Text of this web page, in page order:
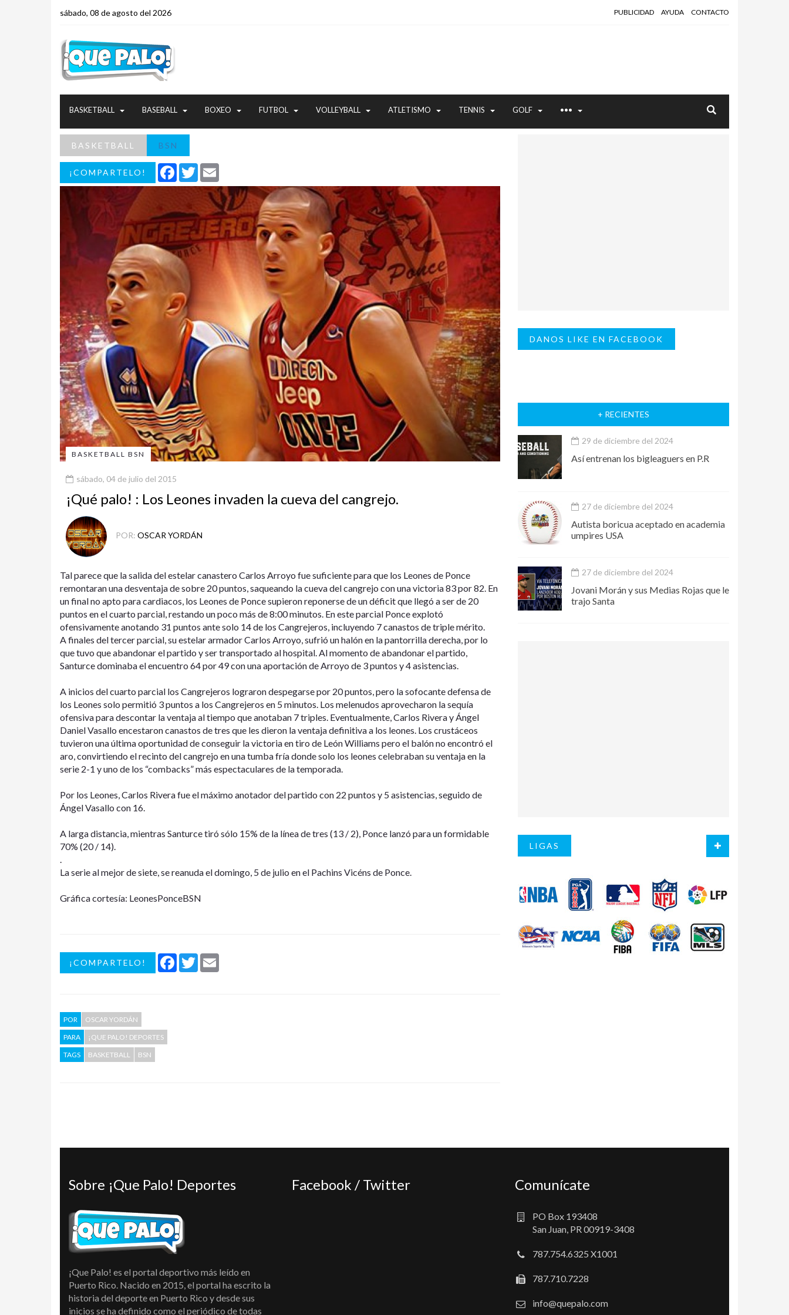
sábado, 08 de agosto del 2026 PUBLICIDAD AYUDA CONTACTO
BASKETBALL BASEBALL BOXEO FUTBOL VOLLEYBALL ATLETISMO TENNIS GOLF •••
BASKETBALL BSN
¡COMPARTELO! Facebook
Twitter
BASKETBALL BSN
sábado, 04 de julio del 2015
¡Qué palo! : Los Leones invaden la cueva del cangrejo.
POR: OSCAR YORDÁN
Tal parece que la salida del estelar canastero Carlos Arroyo fue suficiente para que los Leones de Ponce
remontaran una desventaja de sobre 20 puntos, saqueando la cueva del cangrejo con una victoria 83 por 82. En
un final no apto para cardiacos, los Leones de Ponce supieron reponerse de un déficit que llegó a ser de 20
puntos en el cuarto parcial, restando un poco más de 8:00 minutos. En este parcial Ponce explotó
ofensivamente anotando 31 puntos ante solo 14 de los Cangrejeros, incluyendo 7 canastos de triple mérito.
A finales del tercer parcial, su estelar armador Carlos Arroyo, sufrió un halón en la pantorrilla derecha, por lo
que tuvo que abandonar el partido y ser transportado al hospital. Al momento de abandonar el partido,
Santurce dominaba el encuentro 64 por 49 con una aportación de Arroyo de 3 puntos y 4 asistencias.
A inicios del cuarto parcial los Cangrejeros lograron despegarse por 20 puntos, pero la sofocante defensa de
los Leones solo permitió 3 puntos a los Cangrejeros en 5 minutos. Los melenudos aprovecharon la sequía
ofensiva para descontar la ventaja al tiempo que anotaban 7 triples. Eventualmente, Carlos Rivera y Ángel
Daniel Vasallo encestaron canastos de tres que les dieron la ventaja definitiva a los leones. Los crustáceos
tuvieron una última oportunidad de conseguir la victoria en tiro de León Williams pero el balón no encontró el
aro, convirtiendo el recinto del cangrejo en una tumba fría donde solo los leones celebraban su ventaja en la
serie 2-1 y uno de los “combacks” más espectaculares de la temporada.
Por los Leones, Carlos Rivera fue el máximo anotador del partido con 22 puntos y 5 asistencias, seguido de
Ángel Vasallo con 16.
A larga distancia, mientras Santurce tiró sólo 15% de la línea de tres (13 / 2), Ponce lanzó para un formidable
70% (20 / 14).
La serie al mejor de siete, se reanuda el domingo, 5 de julio en el Pachins Vicéns de Ponce.
Gráfica cortesía: LeonesPonceBSN
¡COMPARTELO! Facebook
Twitter
POR
OSCAR YORDÁN
PARA
¡QUE PALO! DEPORTES
TAGS
BASKETBALL BSN
DANOS LIKE EN FACEBOOK
+ RECIENTES
29 de diciembre del 2024
Así entrenan los bigleaguers en P.R
27 de diciembre del 2024
Autista boricua aceptado en academia
umpires USA
27 de diciembre del 2024
Jovani Morán y sus Medias Rojas que le
trajo Santa
LIGAS
Sobre ¡Que Palo! Deportes
¡Que Palo! es el portal deportivo más leído en
Puerto Rico. Nacido en 2015, el portal ha escrito la
historia del deporte en Puerto Rico y desde sus
inicios se ha definido como el periódico de todas
Facebook / Twitter Comunícate
PO Box 193408
San Juan, PR 00919-3408
787.754.6325 X1001
787.710.7228
info@quepalo.com